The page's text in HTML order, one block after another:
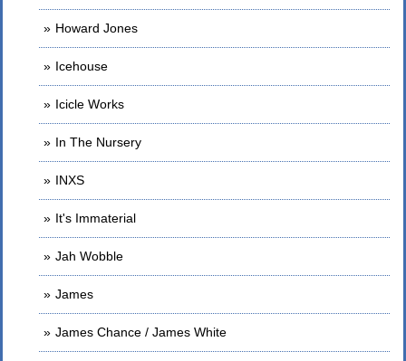
Howard Jones
Icehouse
Icicle Works
In The Nursery
INXS
It's Immaterial
Jah Wobble
James
James Chance / James White